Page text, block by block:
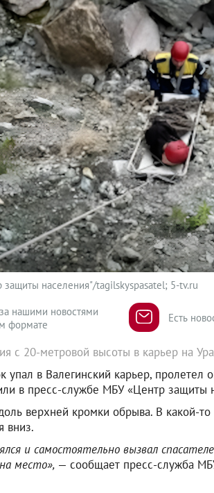
населения"/tagilskyspasatel; 5-tv.ru
нашими новостями
формате
Есть
с 20-метровой высоты в карьер на
в Валегинский карьер, пролетел
в пресс-службе МБУ «Центр защиты
верхней кромки обрыва. В какой-
вниз.
и самостоятельно вызвал
место», — сообщает пресс-служба